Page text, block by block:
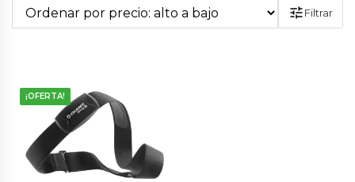
Filtrar
¡OFERTA!